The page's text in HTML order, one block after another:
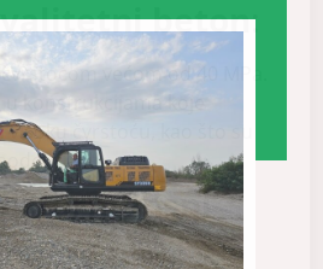
beton:
većom od 40 MPa.
konstrukcijama koje
čvrstoću, kao što su